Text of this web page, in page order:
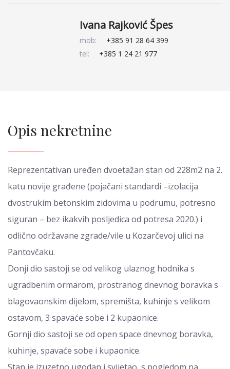
Ivana Rajković Špes
mob:
+385 91 28 64 399
tel:
+385 1 24 21 977
Opis nekretnine
Reprezentativan uređen dvoetažan stan od 228m2 na 2.
katu novije građene (pojačani standardi –izolacija
dvostrukim betonskim zidovima u podrumu, potresno
siguran – bez ikakvih posljedica od potresa 2020.) i
odlično održavane zgrade/vile u Kozarčevoj ulici na
Pantovčaku.
Donji dio sastoji se od velikog ulaznog hodnika s
ugradbenim ormarom, prostranog dnevnog boravka s
blagovaonskim dijelom, spremišta, kuhinje s velikom
ostavom, 3 spavaće sobe i 2 kupaonice.
Gornji dio sastoji se od open space dnevnog boravka,
kuhinje, spavaće sobe i kupaonice.